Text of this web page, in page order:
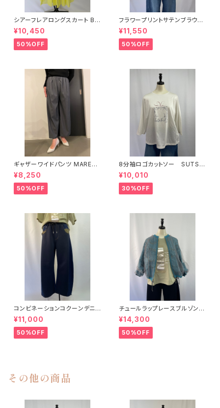
シアーフレアロングスカート BR
AHMIN
¥10,450
50%OFF
フラワープリントサテンブラウス
Lallia Mu ラリアムー
¥11,550
50%OFF
ギャザーワイドパンツ MAREC
HAL TERRE
¥8,250
50%OFF
8分袖ロゴカットソー SUTSE
SO スチェッソ
¥10,010
30%OFF
コンビネーションコクーンデニム
パンツ MARECHAL TERRE
¥11,000
50%OFF
チュールラップレースブルゾン L
allia Mu
¥14,300
50%OFF
その他の商品